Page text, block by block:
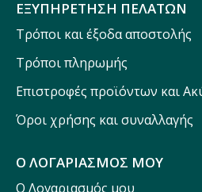
ΕΞΥΠΗΡΕΤΗΣΗ ΠΕΛΑΤΩΝ
Τρόποι και έξοδα αποστολής
Τρόποι πληρωμής
Επιστροφές προϊόντων και
Όροι χρήσης και συναλλαγής
Ο ΛΟΓΑΡΙΑΣΜΟΣ ΜΟΥ
Ο Λογαριασμός μου